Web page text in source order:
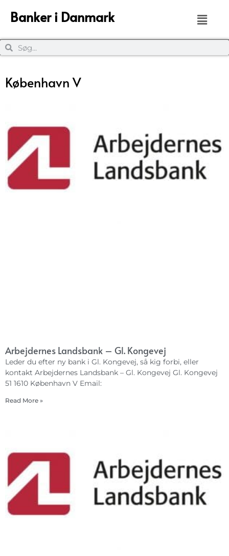
Banker i Danmark
København V
Arbejdernes Landsbank – Gl. Kongevej
Leder du efter ny bank i Gl. Kongevej, så kig forbi, eller
kontakt Arbejdernes Landsbank – Gl. Kongevej Gl. Kongevej
51 1610 København V Email:
Read More »